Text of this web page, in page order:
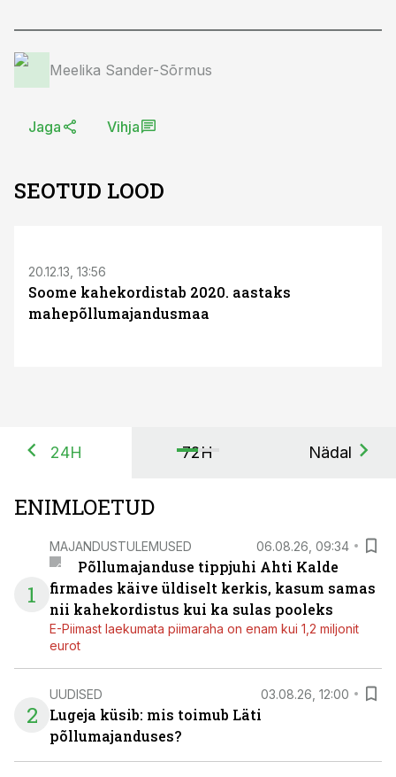
Meelika Sander-Sõrmus
Jaga Vihja
SEOTUD LOOD
20.12.13, 13:56
Soome kahekordistab 2020. aastaks
mahepõllumajandusmaa
24H 72H Nädal
ENIMLOETUD
1
MAJANDUSTULEMUSED 06.08.26, 09:34
Põllumajanduse tippjuhi Ahti Kalde
firmades käive üldiselt kerkis, kasum samas
nii kahekordistus kui ka sulas pooleks
E-Piimast laekumata piimaraha on enam kui 1,2 miljonit
eurot
2
UUDISED 03.08.26, 12:00
Lugeja küsib: mis toimub Läti
põllumajanduses?